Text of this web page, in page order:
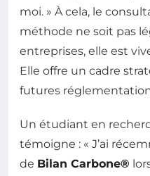
moi. » À cela, le
méthode ne soit pas
entreprises, elle est
Elle offre un cadre
futures
Un étudiant en
témoigne : « J’ai
de Bilan Carbone®